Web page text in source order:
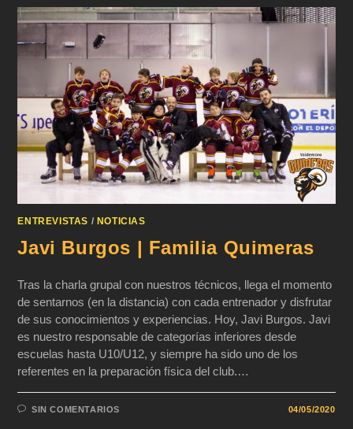
ENTREVISTAS / NOTICIAS
Javi Burgos | Familia Quimeras
Tras la charla grupal con nuestros técnicos, llega el momento
de sentarnos (en la distancia) con cada entrenador y disfrutar
de sus conocimientos y experiencias. Hoy, Javi Burgos. Javi
es nuestro responsable de categorías inferiores desde
escuelas hasta U10/U12, y siempre ha sido uno de los
referentes en la preparación física del club.…
SIN COMENTARIOS 04/05/2020